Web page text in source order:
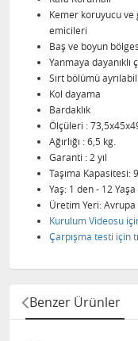
Kemer koruyucu ve
emicileri
Baş ve boyun
Yanmaya dayanıklı
Sırt bölümü
Kol dayama
Bardaklık
Ölçüleri :
Ağırlığı : 6,5 kg.
Garanti : 2 yıl
Taşıma Kapasitesi:
Yaş: 1 den - 12
Üretim Yeri: Avrupa
Kurulum Videosu
Çarpışma testi için
Benzer Ürünler